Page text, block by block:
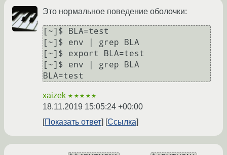
Это нормальное поведение оболочки:
[~]$ BLA=test
[~]$ env | grep BLA
[~]$ export BLA=test
[~]$ env | grep BLA
xaizek ★★★★★
18.11.2019 15:05:24 +00:00
Показать ответ
Ссылка